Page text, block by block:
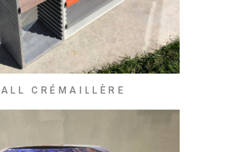
ALL CRÉMAILLÈRE